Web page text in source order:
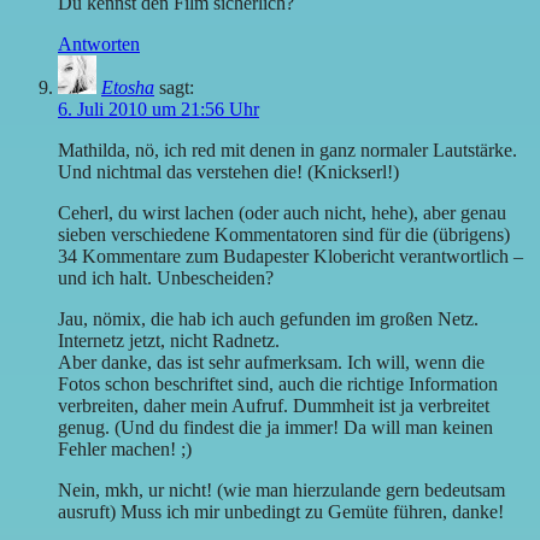
Antworten
Etosha sagt:
6. Juli 2010 um 21:56 Uhr
Mathilda, nö, ich red mit denen in ganz normaler Lautstärke.
Und nichtmal das verstehen die! (Knickserl!)
Ceherl, du wirst lachen (oder auch nicht, hehe), aber genau
sieben verschiedene Kommentatoren sind für die (übrigens)
34 Kommentare zum Budapester Klobericht verantwortlich –
und ich halt. Unbescheiden?
Jau, nömix, die hab ich auch gefunden im großen Netz.
Internetz jetzt, nicht Radnetz.
Aber danke, das ist sehr aufmerksam. Ich will, wenn die
Fotos schon beschriftet sind, auch die richtige Information
verbreiten, daher mein Aufruf. Dummheit ist ja verbreitet
genug. (Und du findest die ja immer! Da will man keinen
Fehler machen! ;)
Nein, mkh, ur nicht! (wie man hierzulande gern bedeutsam
ausruft) Muss ich mir unbedingt zu Gemüte führen, danke!